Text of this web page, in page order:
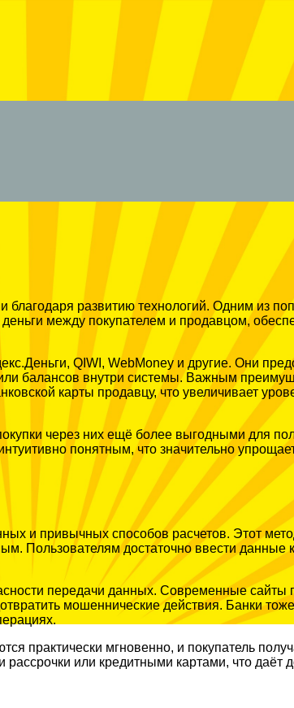
благодаря развитию технологий. Одним из
между покупателем и продавцом,
QIWI, WebMoney и другие. Они
балансов внутри системы. Важным
карты продавцу, что увеличивает
через них ещё более выгодными для
понятным, что значительно упрощает
и привычных способов расчетов. Этот
Пользователям достаточно ввести данные
передачи данных. Современные
мошеннические действия. Банки
практически мгновенно, и покупатель
или кредитными картами, что даёт